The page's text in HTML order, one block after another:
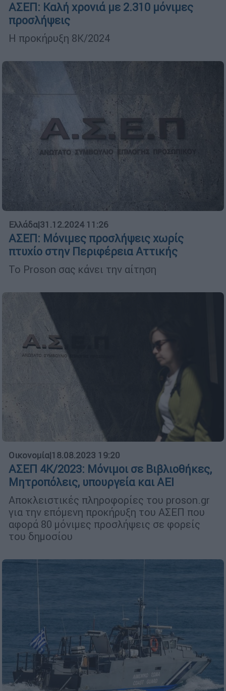
ΑΣΕΠ: Καλή χρονιά με 2.310 μόνιμες
προσλήψεις
Η προκήρυξη 8Κ/2024
Ελλάδα|31.12.2024 11:26
ΑΣΕΠ: Μόνιμες προσλήψεις χωρίς
πτυχίο στην Περιφέρεια Αττικής
Το Proson σας κάνει την αίτηση
Οικονομία|18.08.2023 19:20
ΑΣΕΠ 4Κ/2023: Μόνιμοι σε Βιβλιοθήκες,
Μητροπόλεις, υπουργεία και ΑΕΙ
Αποκλειστικές πληροφορίες του proson.gr
για την επόμενη προκήρυξη του ΑΣΕΠ που
αφορά 80 μόνιμες προσλήψεις σε φορείς
του δημοσίου